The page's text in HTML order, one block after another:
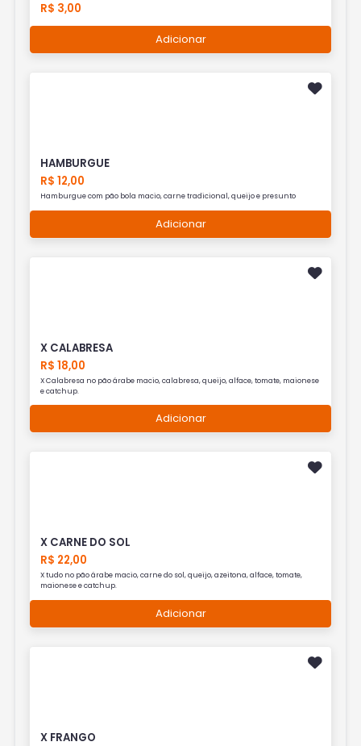
R$ 3,00
Adicionar
HAMBURGUE
R$ 12,00
Hamburgue com pão bola macio, carne tradicional, queijo e presunto
Adicionar
X CALABRESA
R$ 18,00
X Calabresa no pão árabe macio, calabresa, queijo, alface, tomate, maionese
e catchup.
Adicionar
X CARNE DO SOL
R$ 22,00
X tudo no pão árabe macio, carne do sol, queijo, azeitona, alface, tomate,
maionese e catchup.
Adicionar
X FRANGO